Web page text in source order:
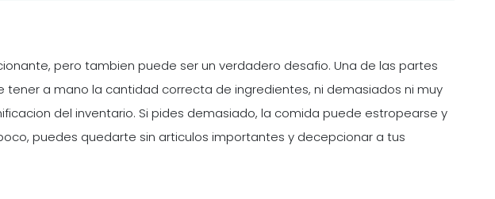
pero tambien puede ser un verdadero desafio. Una de las partes
tener a mano la cantidad correcta de ingredientes, ni demasiados ni muy
del inventario. Si pides demasiado, la comida puede estropearse y
puedes quedarte sin articulos importantes y decepcionar a tus